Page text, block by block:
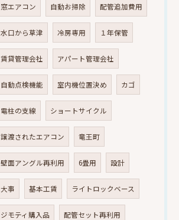
窓エアコン 自動お掃除 配管追加費用
水口から草津 冷房専用 １年保管
賃貸管理会社 アパート管理会社
自動点検機能 室内機位置決め カゴ
電柱の支線 ショートサイクル
譲渡されたエアコン 竜王町
壁面アングル再利用 6畳用 設計
大事 基本工賃 ライトロックベース
ジモティ購入品 配管セット再利用